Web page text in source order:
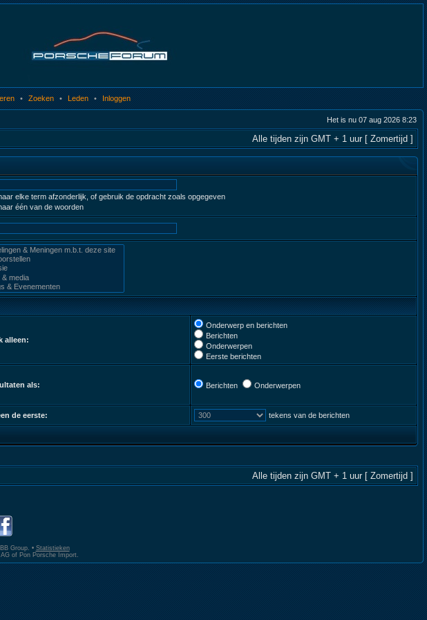
• Zoeken • Leden • Inloggen
Het is nu 07 aug 2026 8:23
Alle tijden zijn GMT + 1 uur [ Zomertijd ]
elke term afzonderlijk, of gebruik de opdracht zoals opgegeven
één van de woorden
alleen:
Onderwerp en berichten
Berichten
Onderwerpen
Eerste berichten
als: Berichten Onderwerpen
de eerste: tekens van de berichten
Alle tijden zijn GMT + 1 uur [ Zomertijd ]
Group. • Statistieken
of Pon Porsche Import.